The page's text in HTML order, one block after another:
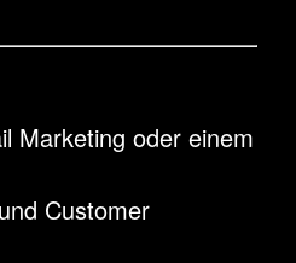
Marketing oder einem
Customer